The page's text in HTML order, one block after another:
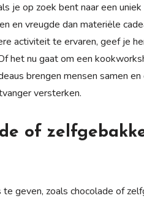
je op zoek bent naar een
en vreugde dan materiële
activiteit te ervaren, geef je
het nu gaat om een
brengen mensen samen en
versterken.
of
geven, zoals chocolade of